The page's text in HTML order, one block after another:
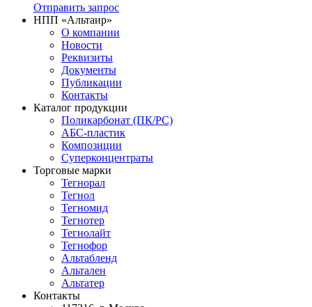
Отправить запрос
НПП «Альтаир»
О компании
Новости
Реквизиты
Документы
Публикации
Контакты
Каталог продукции
Поликарбонат (ПК/PC)
АБС-пластик
Композиции
Суперконцентраты
Торговые марки
Тегнорал
Тегнол
Тегномид
Тегнотер
Тегнолайт
Тегнофор
Альтабленд
Альтален
Альтатер
Контакты